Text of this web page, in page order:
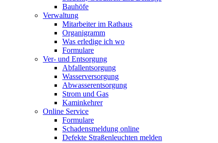
Bauhöfe
Verwaltung
Mitarbeiter im Rathaus
Organigramm
Was erledige ich wo
Formulare
Ver- und Entsorgung
Abfallentsorgung
Wasserversorgung
Abwasserentsorgung
Strom und Gas
Kaminkehrer
Online Service
Formulare
Schadensmeldung online
Defekte Straßenleuchten melden